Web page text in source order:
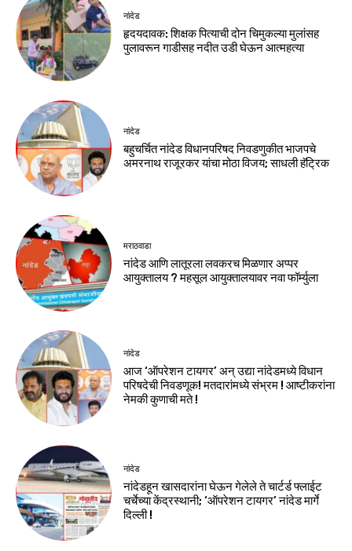
नांदेड
हृदयदावक: शिक्षक पित्याची दोन चिमुकल्या मुलांसह
पुलावरून गाडीसह नदीत उडी घेऊन आत्महत्या
नांदेड
बहुचर्चित नांदेड विधानपरिषद निवडणुकीत भाजपचे
अमरनाथ राजूरकर यांचा मोठा विजय; साधली हॅट्रिक
मराठवाडा
नांदेड आणि लातूरला लवकरच मिळणार अप्पर
आयुक्तालय ? महसूल आयुक्तालयावर नवा फॉर्म्युला
नांदेड
आज ‘ऑपरेशन टायगर’ अन् उद्या नांदेडमध्ये विधान
परिषदेची निवडणूक! मतदारांमध्ये संभ्रम ! आष्टीकरांना
नेमकी कुणाची मते !
नांदेड
नांदेडहून खासदारांना घेऊन गेलेले ते चार्टर्ड फ्लाईट
चर्चेच्या केंद्रस्थानी; ‘ऑपरेशन टायगर’ नांदेड मार्गे
दिल्ली !